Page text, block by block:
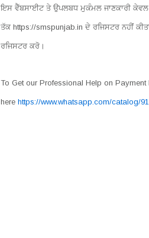
ਇਸ ਵੈੱਬਸਾਈਟ ਤੇ ਉਪਲਬਧ ਮੁਕੰਮਲ ਜਾਣਕਾਰੀ
ਤੱਕ https://smspunjab.in ਦੇ ਰਜਿਸਟਰ ਨਹੀਂ
ਰਜਿਸਟਰ ਕਰੋ।
To Get our Professional Help on
here https://www.whatsapp.com/catalog/